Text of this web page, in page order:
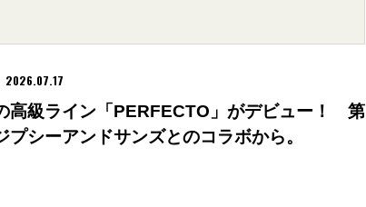
高級ライン「PERFECTO」がデビュー！ 第
プシーアンドサンズとのコラボから。
2026.07.17